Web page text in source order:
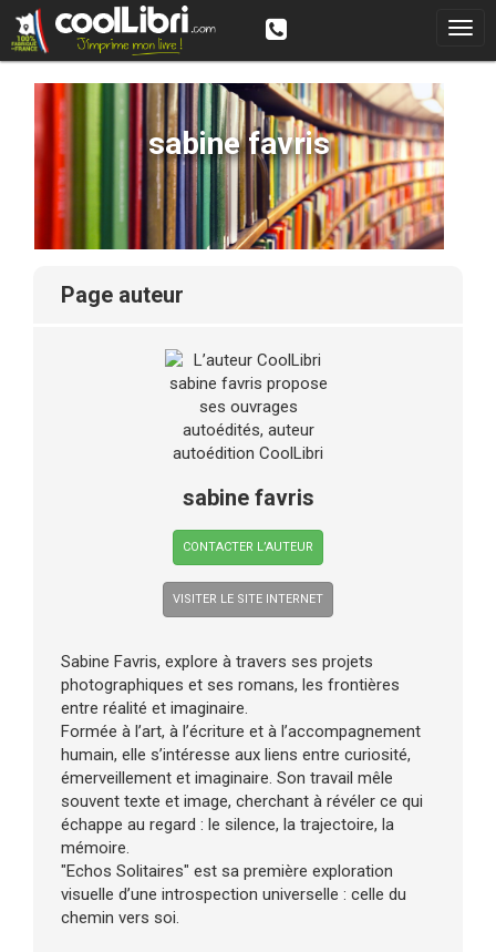
sabine favris
page auteur
sabine favris
CONTACTER L’AUTEUR
VISITER LE SITE INTERNET
Sabine Favris, explore à travers ses projets
photographiques et ses romans, les frontières
entre réalité et imaginaire.
Formée à l’art, à l’écriture et à l’accompagnement
humain, elle s’intéresse aux liens entre curiosité,
émerveillement et imaginaire. Son travail mêle
souvent texte et image, cherchant à révéler ce qui
échappe au regard : le silence, la trajectoire, la
mémoire.
"Echos Solitaires" est sa première exploration
visuelle d’une introspection universelle : celle du
chemin vers soi.